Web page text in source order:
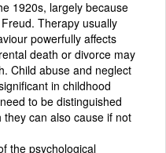
1920s, largely because
Therapy usually
powerfully affects
death or divorce may
Child abuse and neglect
in childhood
to be distinguished
can also cause if not
the psychological